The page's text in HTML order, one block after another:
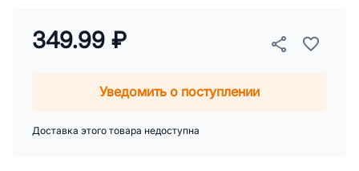
349.99 ₽
Уведомить о поступлении
Доставка этого товара недоступна